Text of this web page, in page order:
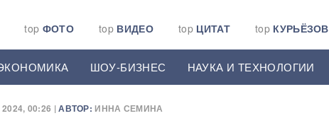
top ФОТО top ВИДЕО top ЦИТАТ top КУРЬЁЗОВ
ШОУ-БИЗНЕС НАУКА И ТЕХНОЛОГИИ
00:26 |АВТОР: ИННА СЕМИНА